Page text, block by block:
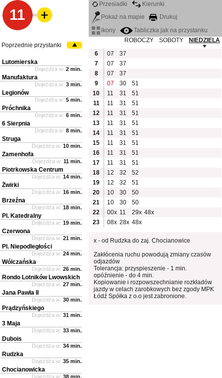
11
Przesiadki
Kierunki
Pokaż na mapie
Drukuj
ikony
Tabliczka jak na przystanku
ROBOCZY
SOBOTY
NIEDZIELA
6
07
37
7
07
37
8
07
37
9
07 30
51
10
11 31
51
11
11 31
51
12
11 31
51
13
11 31
51
14
11 31
51
15
11 31
51
16
11 31
51
17
11 31
51
18
12 32
52
19
12 32
51
20
10 30
50
21
10 30
50
22
00x 11 29x 48x
23
08x 28x 48x
x - od Rudzka do zaj. Chocianowice
Zakłócenia ruchu powodują zmiany czasów
odjazdów
Tolerancja: przyspieszenie - 1 min.
opóźnienie - do 4 min.
Kopiowanie i rozpowszechnianie rozkładów
jazdy w celach zarobkowych bez zgody MPK
Łódź Spółka z o.o jest zabronione.
Poprzednie przystanki
Lutomierska
Dojeżdża w: 2 min.
Manufaktura
Dojeżdża w: 3 min.
Legionów
Dojeżdża w: 5 min.
Próchnika
Dojeżdża w: 6 min.
6 Sierpnia
Dojeżdża w: 8 min.
Struga
Dojeżdża w: 10 min.
Zamenhofa
Dojeżdża w: 11 min.
Piotrkowska Centrum
Dojeżdża w: 14 min.
Żwirki
Dojeżdża w: 16 min.
Brzeźna
Dojeżdża w: 18 min.
Pl. Katedralny
Dojeżdża w: 19 min.
Czerwona
Dojeżdża w: 21 min.
Pl. Niepodległości
Dojeżdża w: 24 min.
Wólczańska
Dojeżdża w: 26 min.
Rondo Lotników Lwowskich
Dojeżdża w: 27 min.
Jana Pawła II
Dojeżdża w: 30 min.
Prądzyńskiego
Dojeżdża w: 31 min.
3 Maja
Dojeżdża w: 33 min.
Dubois
Dojeżdża w: 34 min.
Rudzka
Dojeżdża w: 35 min.
Chocianowicka
Dojeżdża w: 38 min.